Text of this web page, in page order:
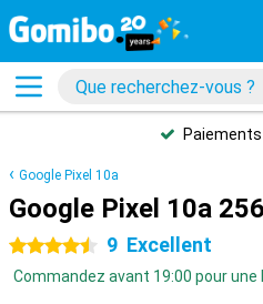
Paiements
Google Pixel 10a
Google Pixel 10a
4.5 étoiles 9 Excellent
Commandez avant 19:00 pour une